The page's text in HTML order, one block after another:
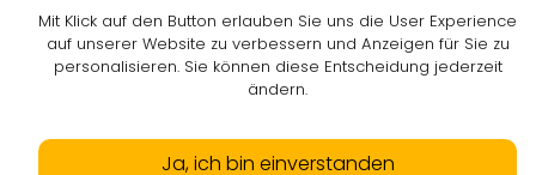
Mit Klick auf den Button erlauben Sie uns die User Experience
auf unserer Website zu verbessern und Anzeigen für Sie zu
personalisieren. Sie können diese Entscheidung jederzeit
ändern.
Ja, ich bin einverstanden